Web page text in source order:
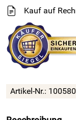
Kauf auf
Artikel-Nr.: 100580